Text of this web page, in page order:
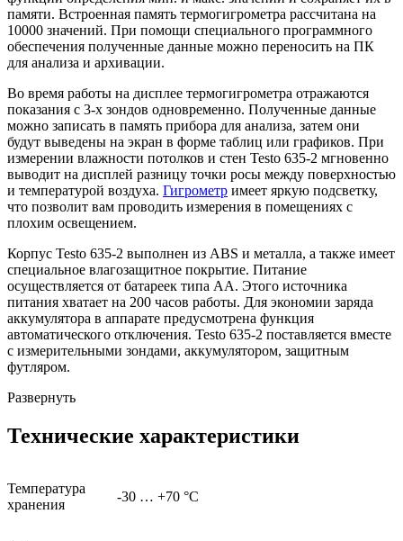
памяти. Встроенная память термогигрометра рассчитана на
10000 значений. При помощи специального программного
обеспечения полученные данные можно переносить на ПК
для анализа и архивации.
Во время работы на дисплее термогигрометра отражаются
показания с 3-х зондов одновременно. Полученные данные
можно записать в память прибора для анализа, затем они
будут выведены на экран в форме таблиц или графиков. При
измерении влажности потолков и стен Testo 635-2 мгновенно
выводит на дисплей разницу точки росы между поверхностью
и температурой воздуха. Гигрометр имеет яркую подсветку,
что позволит вам проводить измерения в помещениях с
плохим освещением.
Корпус Testo 635-2 выполнен из ABS и металла, а также имеет
специальное влагозащитное покрытие. Питание
осуществляется от батареек типа АА. Этого источника
питания хватает на 200 часов работы. Для экономии заряда
аккумулятора в аппарате предусмотрена функция
автоматического отключения. Testo 635-2 поставляется вместе
с измерительными зондами, аккумулятором, защитным
футляром.
Развернуть
Технические характеристики
Температура
хранения
-30 … +70 °C